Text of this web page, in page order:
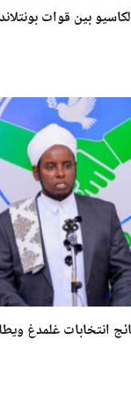
بين قوات بونتلاند
انتخابات غلمدغ